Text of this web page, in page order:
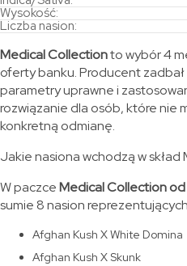
Wysokość:
Liczba nasion:
Medical Collectionto wybór 4
oferty banku. Producent
parametry uprawne i
rozwiązanie dla osób, które nie
konkretną odmianę.
Jakie nasiona wchodzą w
W paczceMedical Collection
sumie 8 nasion
Afghan Kush X White Domina
Afghan Kush X Skunk